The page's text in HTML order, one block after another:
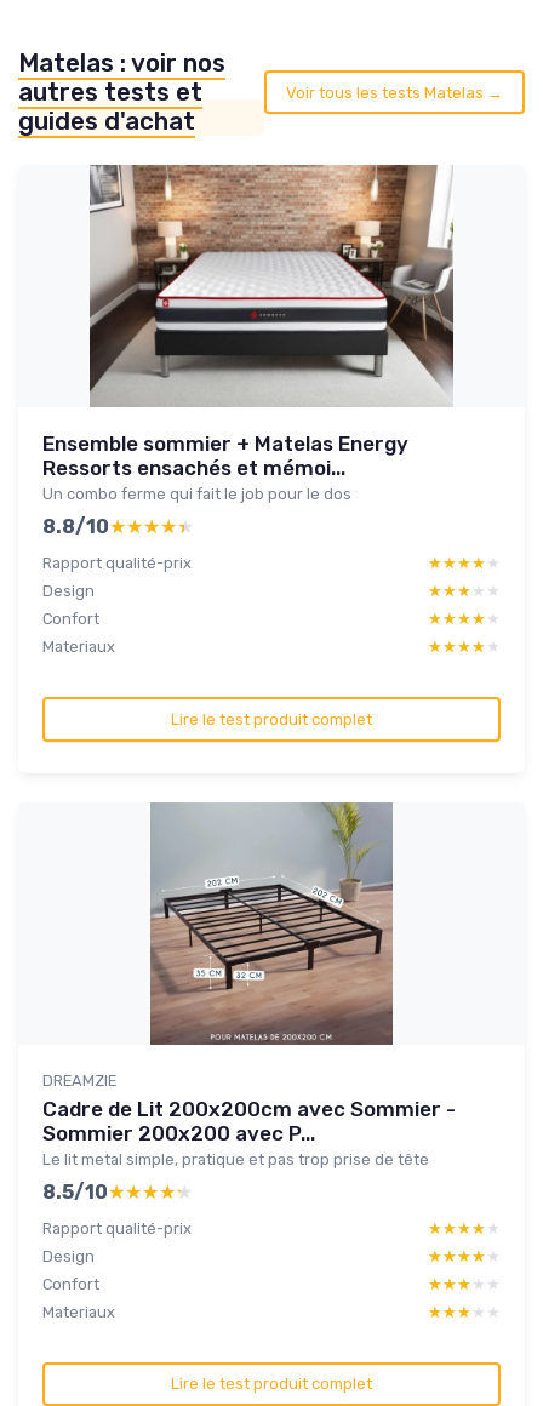
Matelas : voir nos
autres tests et
guides d'achat
Voir tous les tests Matelas →
Ensemble sommier + Matelas Energy
Ressorts ensachés et mémoi...
Un combo ferme qui fait le job pour le dos
8.8/10★★★★★
★★★★★
Rapport qualité-prix ★★★★★
★★★★★
Design
★★★★★
★★★★★
Confort
★★★★★
★★★★★
Materiaux
★★★★★
★★★★★
Lire le test produit complet
DREAMZIE
Cadre de Lit 200x200cm avec Sommier -
Sommier 200x200 avec P...
Le lit metal simple, pratique et pas trop prise de tête
8.5/10★★★★★
★★★★★
Rapport qualité-prix ★★★★★
★★★★★
Design
★★★★★
★★★★★
Confort
★★★★★
★★★★★
Materiaux
★★★★★
★★★★★
Lire le test produit complet